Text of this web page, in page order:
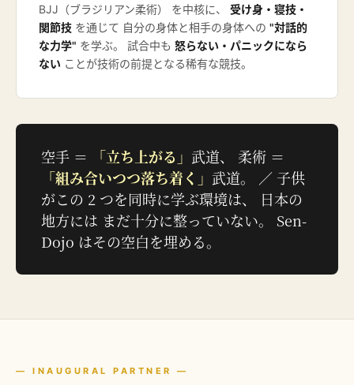
BJJ（ブラジリアン柔術） を中核に、 受け身・寝技・
関節技 を通じて 自分の身体と相手の身体への "対話的
な力学" を学ぶ。 試合中も 怒らない・パニックになら
ない ことが技術の前提となる稀有な競技。
空手 ＝ 「立ち上がる」 武道、 柔術 ＝
「組み合いつつ落ち着く」 武道。 ／ 子供
がこの 2 つを同時に学ぶ環境は、 日本の
地方には まだ十分に整っていない。 Sen-
Dojo はその空白を埋める。
— INAUGURAL PARTNER —